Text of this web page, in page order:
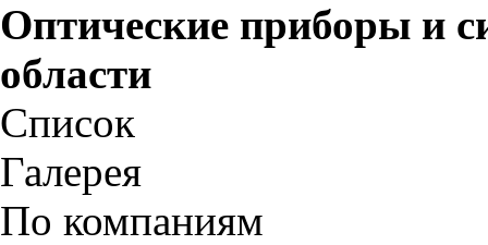
Оптические приборы и
области
Список
Галерея
По компаниям